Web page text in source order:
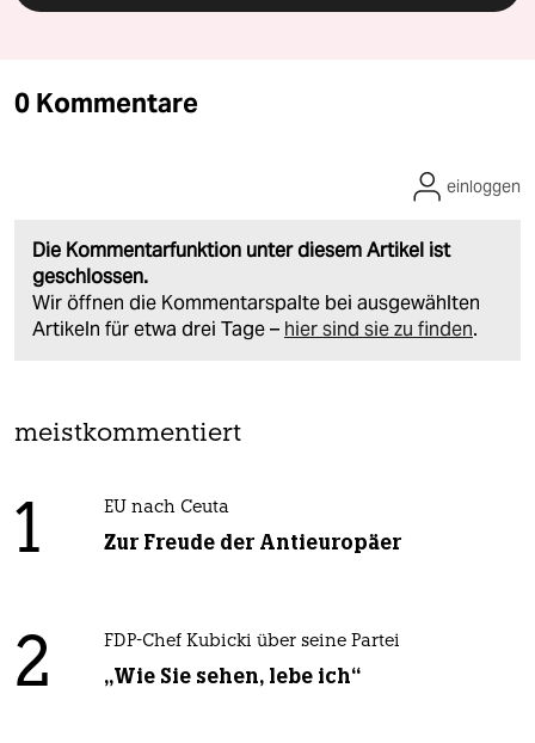
0 Kommentare
Die Kommentarfunktion unter diesem Artikel ist
geschlossen.
Wir öffnen die Kommentarspalte bei ausgewählten
Artikeln für etwa drei Tage – hier sind sie zu finden.
einloggen
meistkommentiert
1 EU nach Ceuta
Zur Freude der Antieuropäer
2 FDP-Chef Kubicki über seine Partei
„Wie Sie sehen, lebe ich“